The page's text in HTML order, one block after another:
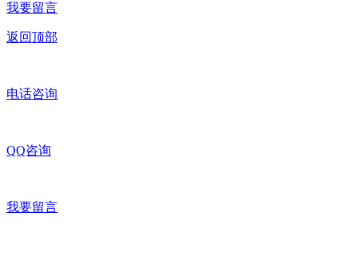
我要留言
返回顶部
电话咨询
QQ咨询
我要留言